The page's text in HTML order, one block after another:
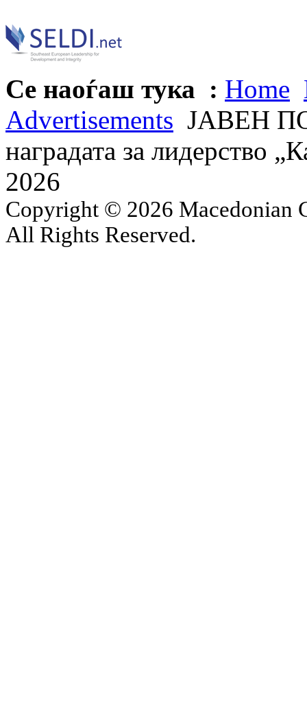
Се наоѓаш тука : Home
Advertisements ЈАВЕН
наградата за лидерство
2026
Copyright © 2026 Macedonian
All Rights Reserved.